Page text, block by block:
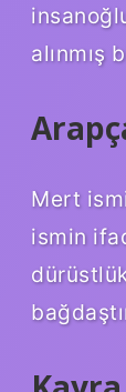
alınmış
Mert
ismin